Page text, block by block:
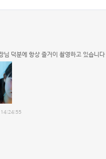
님 덕분에 항상 즐거이 촬영하고 있습니다